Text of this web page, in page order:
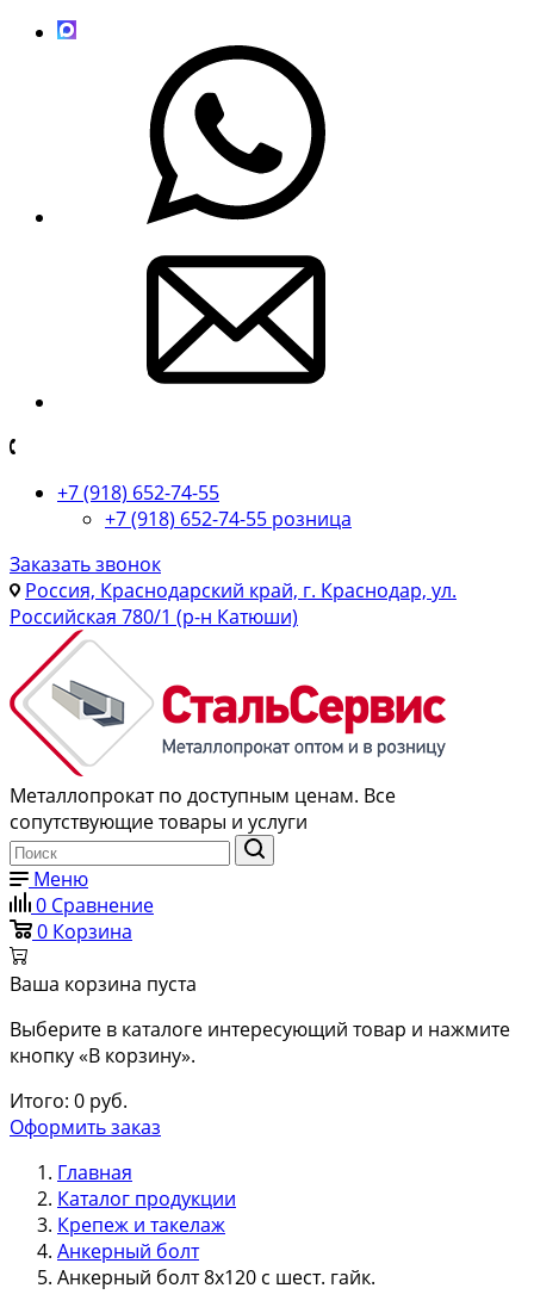
+7 (918) 652-74-55
+7 (918) 652-74-55 розница
Заказать звонок
Россия, Краснодарский край, г. Краснодар, ул.
Российская 780/1 (р-н Катюши)
Металлопрокат по доступным ценам. Все
сопутствующие товары и услуги
Меню
0 Сравнение
0 Корзина
Ваша корзина пуста
Выберите в каталоге интересующий товар и нажмите
кнопку «В корзину».
Итого: 0 руб.
Оформить заказ
Главная
Каталог продукции
Крепеж и такелаж
Анкерный болт
Анкерный болт 8х120 с шест. гайк.